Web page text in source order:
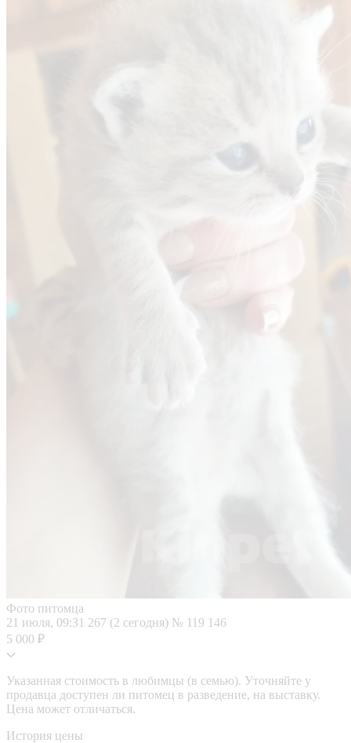
Фото питомца
21 июля, 09:31 267 (2 сегодня) № 119 146
5 000 ₽
Указанная стоимость в любимцы (в семью). Уточняйте у
продавца доступен ли питомец в разведение, на выставку.
Цена может отличаться.
История цены